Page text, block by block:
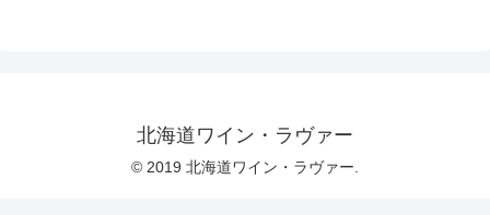
北海道ワイン・ラヴァー
© 2019 北海道ワイン・ラヴァー.